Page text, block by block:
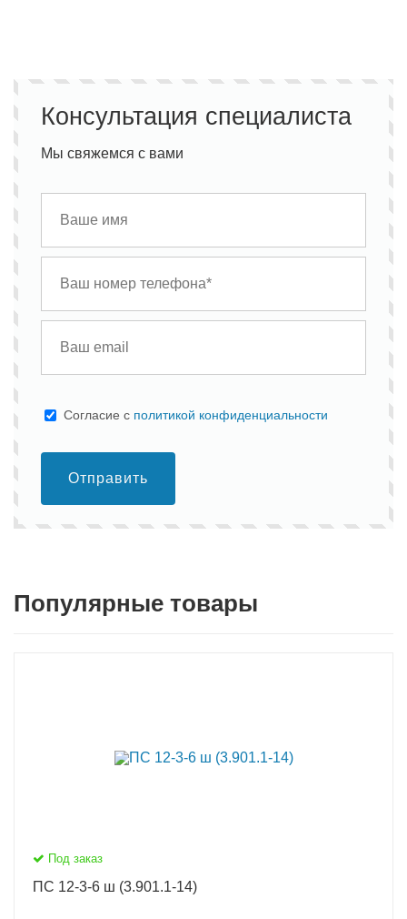
Консультация специалиста
Мы свяжемся с вами
Cогласие с политикой конфиденциальности
Отправить
Популярные товары
Под заказ
ПС 12-3-6 ш (3.901.1-14)